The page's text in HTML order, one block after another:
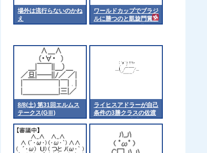
場外は流行らないのかね
え
ワールドカップでブラジ
ルに勝つのと凱旋門賞勝
つのってどっちが難しい
8/8(土) 第31回エルムス
テークス(GⅢ)
ライヒスアドラーが自己
条件の3勝クラスの佐渡
ステークスに出走